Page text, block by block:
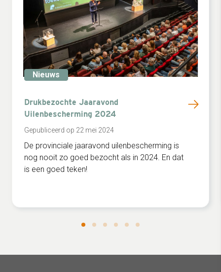
Nieuws
Drukbezochte Jaaravond
Uilenbescherming 2024
Gepubliceerd op 22 mei 2024
De provinciale jaaravond uilenbescherming is
nog nooit zo goed bezocht als in 2024. En dat
is een goed teken!